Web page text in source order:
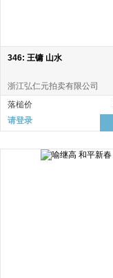
346: 王镛 山水
浙江弘仁元拍卖有限公司
落槌价
请登录